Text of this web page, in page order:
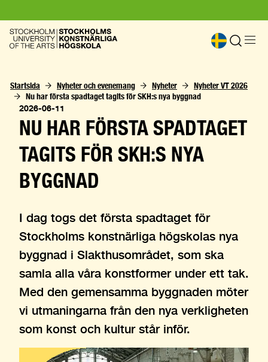
Startsida Nyheter och evenemang Nyheter
Nyheter VT 2026
Nu har första spadtaget tagits för SKH:s nya byggnad
2026-06-11
NU HAR FÖRSTA SPADTAGET
TAGITS FÖR SKH:S NYA
BYGGNAD
I dag togs det första spadtaget för
Stockholms konstnärliga högskolas nya
byggnad i Slakthusområdet, som ska
samla alla våra konstformer under ett tak.
Med den gemensamma byggnaden möter
vi utmaningarna från den nya verkligheten
som konst och kultur står inför.